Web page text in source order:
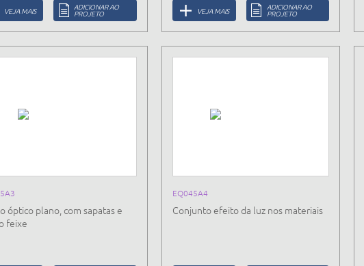
VEJA MAIS ADICIONAR AO
PROJETO VEJA MAIS ADICIONAR AO
PROJETO
óptico plano, com sapatas e
feixe
EQ045A4
Conjunto efeito da luz nos materiais